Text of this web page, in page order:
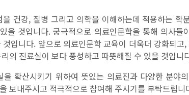
건강, 질병 그리고 의학을 이해하는데 적용하는 학
것입니다. 궁극적으로 의료인문학을 통해 의사
입니다. 앞으로 의료인문학 교육이 더욱더 강화되
의 진료실이 보다 풍성하고 따뜻해질 수 있을 것입니
확산시키기 위하여 뜻있는 의료진과 다양한 분야
보내주시고 적극적으로 참여해 주시기를 부탁드립니